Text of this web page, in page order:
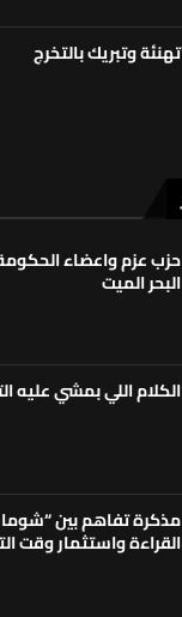
تهنئة وتبريك بالتخرج
حزب عزم واعضاء
البحر الميت
الكلام اللي بمشي عليه
مذكرة تفاهم بين
القراءة واستثمار وقت